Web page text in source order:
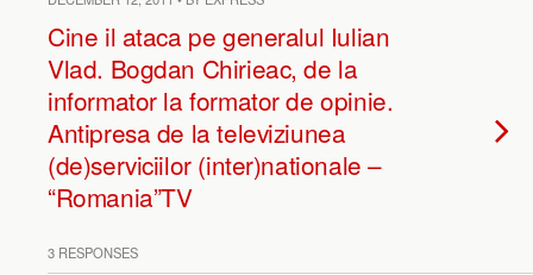
Cine il ataca pe generalul Iulian
Vlad. Bogdan Chirieac, de la
informator la formator de opinie.
Antipresa de la televiziunea
(de)serviciilor (inter)nationale –
“Romania”TV
3 RESPONSES